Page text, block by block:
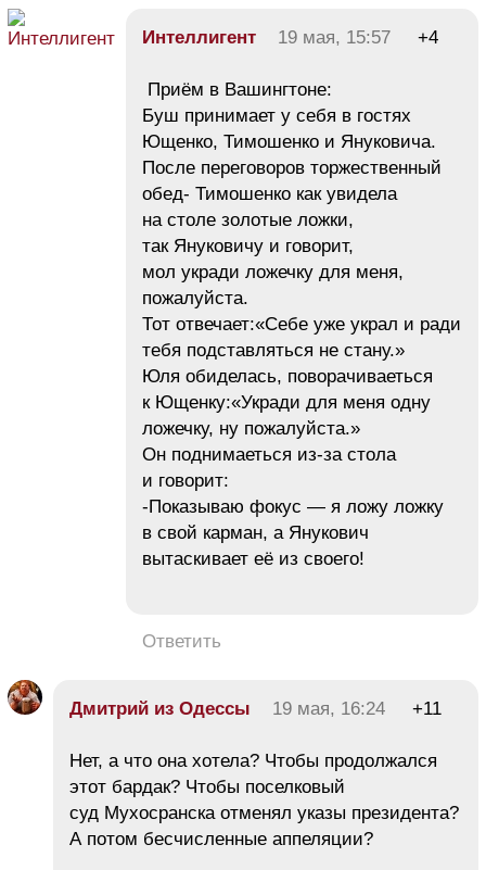
Интеллигент 19 мая, 15:57 +4
Приём в Вашингтоне:
Буш принимает у себя в гостях
Ющенко, Тимошенко и Януковича.
После переговоров торжественный
обед- Тимошенко как увидела
на столе золотые ложки,
так Януковичу и говорит,
мол укради ложечку для меня,
пожалуйста.
Тот отвечает:«Себе уже украл и ради
тебя подставляться не стану.»
Юля обиделась, поворачиваеться
к Ющенку:«Укради для меня одну
ложечку, ну пожалуйста.»
Он поднимаеться из-за стола
и говорит:
-Показываю фокус — я ложу ложку
в свой карман, а Янукович
вытаскивает её из своего!
Ответить
Дмитрий из Одессы 19 мая, 16:24 +11
Нет, а что она хотела? Чтобы продолжался
этот бардак? Чтобы поселковый
суд Мухосранска отменял указы президента?
А потом бесчисленные аппеляции?